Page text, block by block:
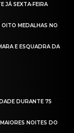
JÁ SEXTA‑FEIRA
OITO MEDALHAS NO
E ESQUADRA DA
DURANTE 75
NOITES DO